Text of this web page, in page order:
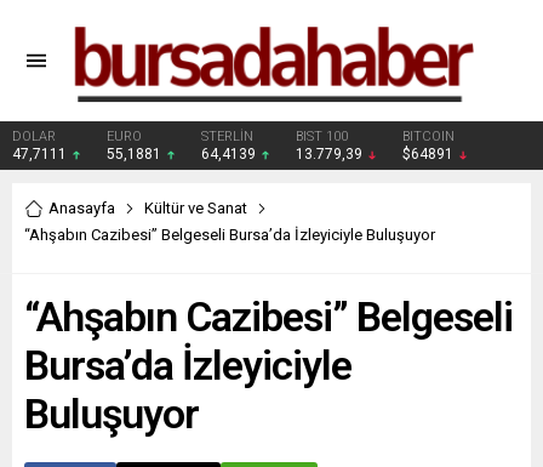
DOLAR
47,7111
EURO
55,1881
STERLİN
64,4139
BIST 100
13.779,39
BITCOIN
$64891
Anasayfa
Kültür ve Sanat
“Ahşabın Cazibesi” Belgeseli Bursa’da İzleyiciyle Buluşuyor
“Ahşabın Cazibesi” Belgeseli
Bursa’da İzleyiciyle
Buluşuyor